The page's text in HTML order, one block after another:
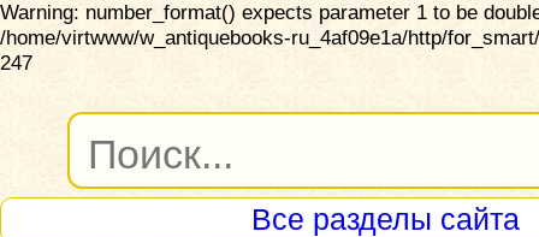
Warning: number_format() expects parameter 1 to be
/home/virtwww/w_antiquebooks-ru_4af09e1a/http/
247
Все разделы сайта